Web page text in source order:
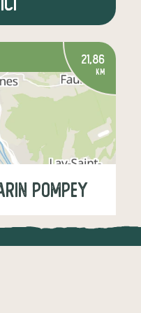
21,86
km
Pompey